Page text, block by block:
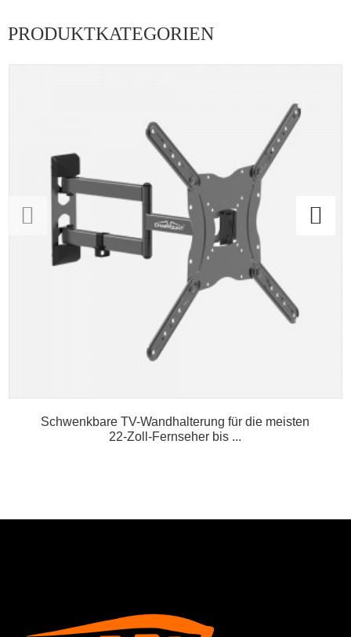
PRODUKTKATEGORIEN
Schwenkbare TV-Wandhalterung für die meisten
22-Zoll-Fernseher bis ...